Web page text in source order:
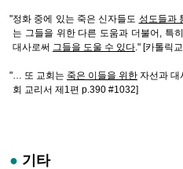
"정화 중에 있는 죽은 신자들도 성도들과
는 그들을 위한 다른 도움과 더불어, 특
대사로써 그들을 도울 수 있다." [카톨릭
"… 또 교회는 죽은 이들을 위한 자선과 대
회 교리서 제1편 p.390 #1032]
● 기타